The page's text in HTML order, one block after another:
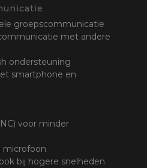
groepscommunicatie
met andere
ondersteuning
smartphone en
voor minder
microfoon
bij hogere snelheden